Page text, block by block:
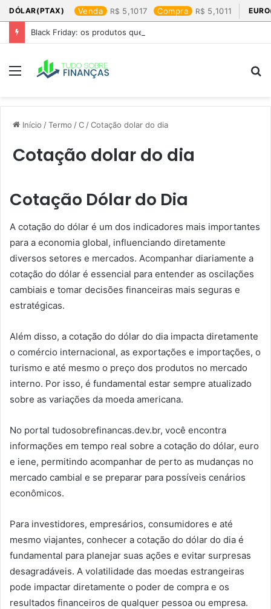
DÓLAR(PTAX) Venda 5,1017 Compra 5,1011
Black Friday: os produtos que mais valem a pena
Menu
Início /Termo /C /Cotação dolar do dia​
Cotação dolar do dia​
Cotação Dólar do Dia
A cotação do dólar é um dos indicadores mais importantes
para a economia global, influenciando diretamente
diversos setores e mercados. Acompanhar diariamente a
cotação do dólar é essencial para entender as oscilações
cambiais e tomar decisões financeiras mais seguras e
estratégicas.
Além disso, a cotação do dólar do dia impacta diretamente
o comércio internacional, as exportações e importações, o
turismo e até mesmo o preço dos produtos no mercado
interno. Por isso, é fundamental estar sempre atualizado
sobre as variações da moeda americana.
No portal tudosobrefinancas.dev.br, você encontra
informações em tempo real sobre a cotação do dólar, euro
e iene, permitindo acompanhar de perto as mudanças no
mercado cambial e se preparar para possíveis cenários
econômicos.
Para investidores, empresários, consumidores e até
mesmo viajantes, conhecer a cotação do dólar do dia é
fundamental para planejar suas ações e evitar surpresas
desagradáveis. A volatilidade das moedas estrangeiras
pode impactar diretamente o poder de compra e os
resultados financeiros de qualquer pessoa ou empresa.